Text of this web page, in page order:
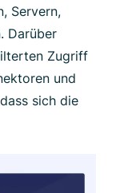
Servern,
Darüber
Zugriff
und
sich die